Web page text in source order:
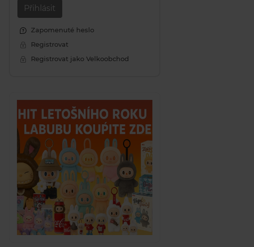
Přihlásit
Zapomenuté heslo
Registrovat
Registrovat jako Velkoobchod